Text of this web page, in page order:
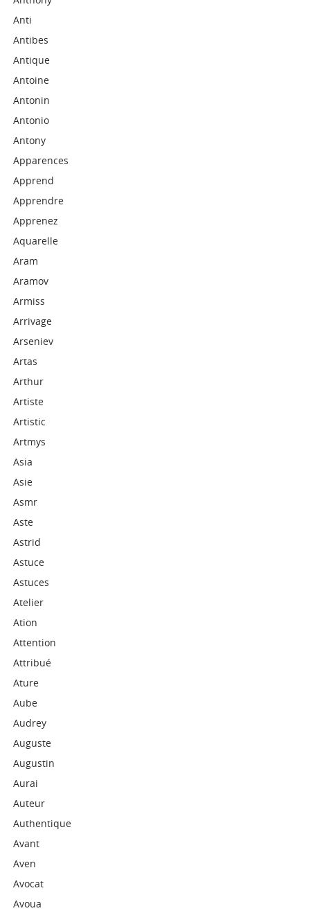
Anti
Antibes
Antique
Antoine
Antonin
Antonio
Antony
Apparences
Apprend
Apprendre
Apprenez
Aquarelle
Aram
Aramov
Armiss
Arrivage
Arseniev
Artas
Arthur
Artiste
Artistic
Artmys
Asia
Asie
Asmr
Aste
Astrid
Astuce
Astuces
Atelier
Ation
Attention
Attribué
Ature
Aube
Audrey
Auguste
Augustin
Aurai
Auteur
Authentique
Avant
Aven
Avocat
Avoua